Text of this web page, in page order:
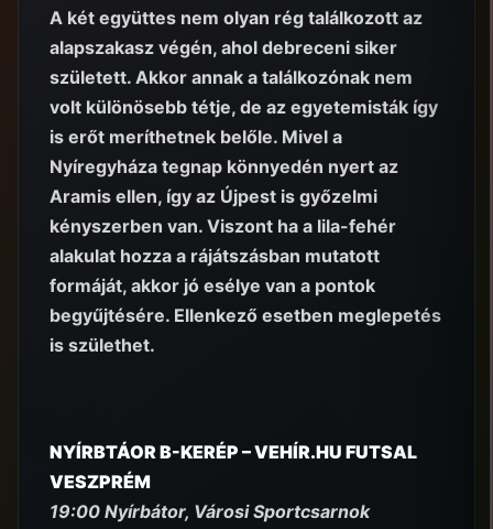
A két együttes nem olyan rég találkozott az
alapszakasz végén, ahol debreceni siker
született. Akkor annak a találkozónak nem
volt különösebb tétje, de az egyetemisták így
is erőt meríthetnek belőle. Mivel a
Nyíregyháza tegnap könnyedén nyert az
Aramis ellen, így az Újpest is győzelmi
kényszerben van. Viszont ha a lila-fehér
alakulat hozza a rájátszásban mutatott
formáját, akkor jó esélye van a pontok
begyűjtésére. Ellenkező esetben meglepetés
is születhet.
NYÍRBTÁOR B-KERÉP – VEHÍR.HU FUTSAL
VESZPRÉM
19:00 Nyírbátor, Városi Sportcsarnok